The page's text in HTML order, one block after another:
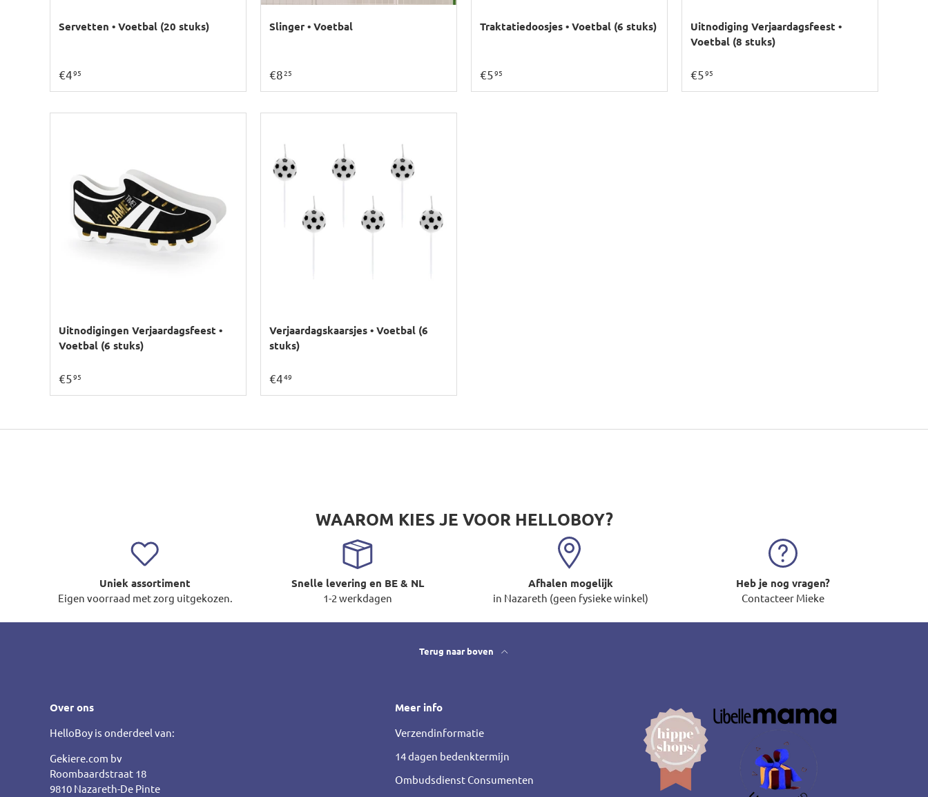
Servetten • Voetbal (20 stuks)
€495
Slinger • Voetbal
€825
Traktatiedoosjes • Voetbal (6 stuks)
€595
Uitnodiging Verjaardagsfeest •
Voetbal (8 stuks)
€595
Uitnodigingen Verjaardagsfeest •
Voetbal (6 stuks)
€595
Verjaardagskaarsjes • Voetbal (6
stuks)
€449
WAAROM KIES JE VOOR HELLOBOY?
Uniek assortiment
Eigen voorraad met zorg uitgekozen.
Snelle levering en BE & NL
1-2 werkdagen
Afhalen mogelijk
in Nazareth (geen fysieke winkel)
Heb je nog vragen?
Contacteer Mieke
Terug naar boven
Over ons
HelloBoy is onderdeel van:
Gekiere.com bv
Roombaardstraat 18
9810 Nazareth-De Pinte
Meer info
Verzendinformatie
14 dagen bedenktermijn
Ombudsdienst Consumenten